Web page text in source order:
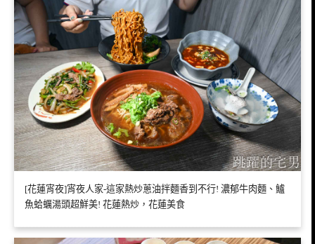
[花蓮宵夜]宵夜人家-這家熱炒蔥油拌麵香到不行! 濃郁牛肉麵、鱸
魚蛤蠣湯頭超鮮美! 花蓮熱炒，花蓮美食